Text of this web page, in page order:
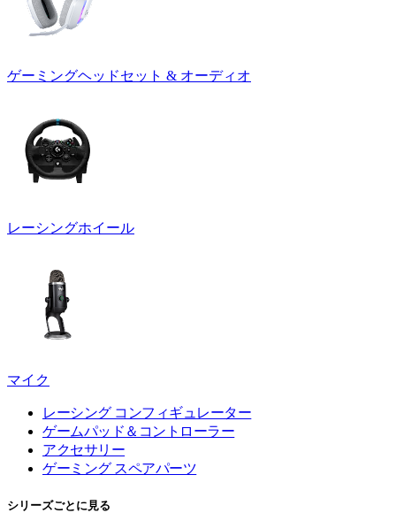
ゲーミングヘッドセット & オーディオ
レーシングホイール
マイク
レーシング コンフィギュレーター
ゲームパッド＆コントローラー
アクセサリー
ゲーミング スペアパーツ
シリーズごとに見る